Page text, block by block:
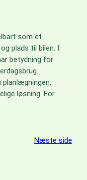
som et
plads til bilen. I
betydning for
løsning. For
Næste side